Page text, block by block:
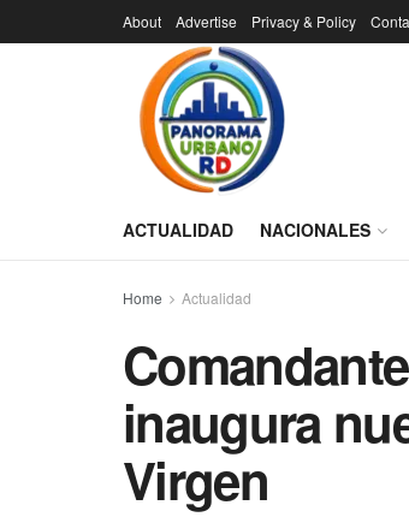
About Advertise Privacy & Policy
ACTUALIDAD NACIONALES
Home Actualidad
inaugura
Virgen